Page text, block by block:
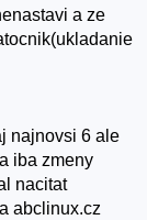
a ze
najnovsi 6 ale
iba zmeny
nacitat
abclinux.cz